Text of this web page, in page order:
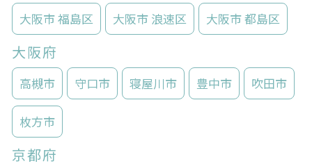
大阪市 福島区 大阪市 浪速区 大阪市 都島区
大阪府
高槻市 守口市 寝屋川市 豊中市 吹田市
枚方市
京都府